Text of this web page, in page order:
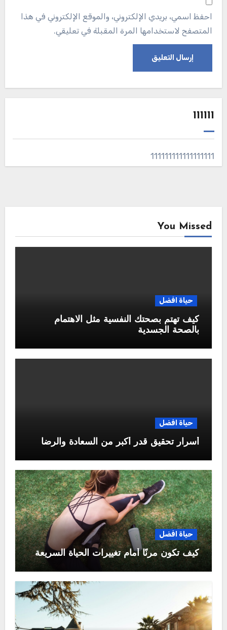
احفظ اسمي، بريدي الإلكتروني، والموقع الإلكتروني في هذا
المتصفح لاستخدامها المرة المقبلة في تعليقي.
111111
111111111111111111
You Missed
حياة افضل
كيف تهتم بصحتك النفسية مثل الاهتمام
بالصحة الجسدية
حياة افضل
أسرار تحقيق قدر أكبر من السعادة والرضا
حياة افضل
كيف تكون مرنًا أمام تغييرات الحياة السريعة